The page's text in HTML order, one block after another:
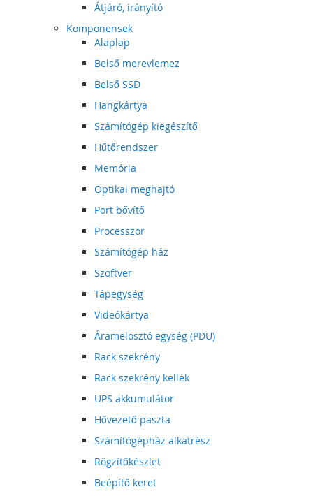
Átjáró, irányító
Komponensek
Alaplap
Belső merevlemez
Belső SSD
Hangkártya
Számítógép kiegészítő
Hűtőrendszer
Memória
Optikai meghajtó
Port bővítő
Processzor
Számítógép ház
Szoftver
Tápegység
Videókártya
Áramelosztó egység (PDU)
Rack szekrény
Rack szekrény kellék
UPS akkumulátor
Hővezető paszta
Számítógépház alkatrész
Rögzítőkészlet
Beépítő keret